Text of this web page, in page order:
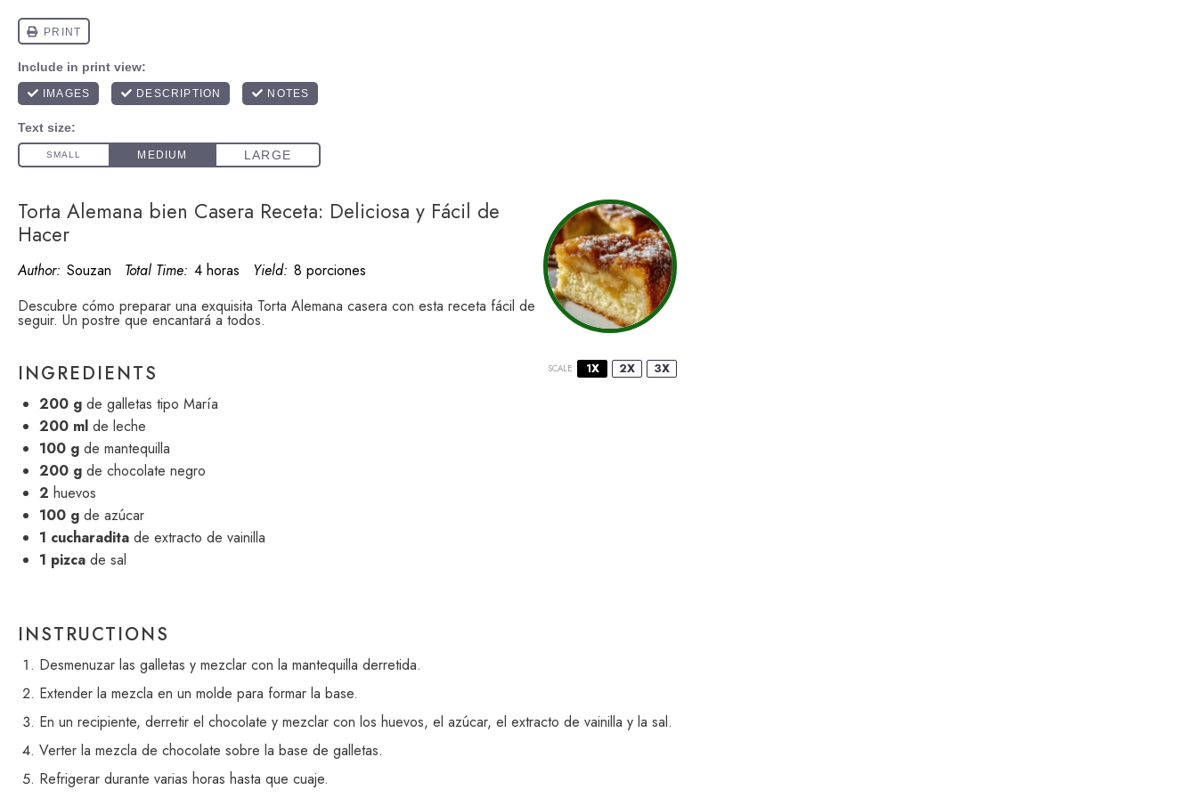
Torta Alemana bien Casera Receta: Deliciosa y Fácil de
Hacer
Author: Souzan Total Time: 4 horas Yield: 8 porciones
Descubre cómo preparar una exquisita Torta Alemana casera con esta receta fácil de
seguir. Un postre que encantará a todos.
INGREDIENTS SCALE 1X 2X 3X
200 g de galletas tipo María
200 ml de leche
100 g de mantequilla
200 g de chocolate negro
2 huevos
100 g de azúcar
1 cucharadita de extracto de vainilla
1 pizca de sal
INSTRUCTIONS
Desmenuzar las galletas y mezclar con la mantequilla derretida.
Extender la mezcla en un molde para formar la base.
En un recipiente, derretir el chocolate y mezclar con los huevos, el azúcar, el extracto de vainilla y la sal.
Verter la mezcla de chocolate sobre la base de galletas.
Refrigerar durante varias horas hasta que cuaje.